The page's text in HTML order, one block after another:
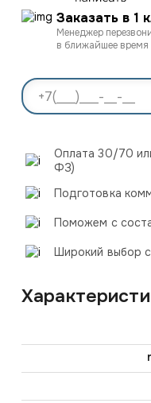
Заказать в 1
Менеджер
в ближайшее время
Оплата 30/70
ФЗ)
Подготовка
Поможем с
Широкий выбор